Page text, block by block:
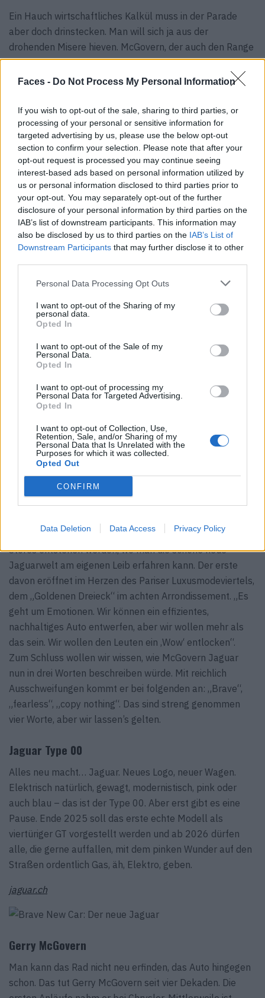
Faces - Do Not Process My Personal Information
If you wish to opt-out of the sale, sharing to third parties, or
processing of your personal or sensitive information for
targeted advertising by us, please use the below opt-out
section to confirm your selection. Please note that after your
opt-out request is processed you may continue seeing
interest-based ads based on personal information utilized by
us or personal information disclosed to third parties prior to
your opt-out. You may separately opt-out of the further
disclosure of your personal information by third parties on the
IAB’s list of downstream participants. This information may
also be disclosed by us to third parties on the IAB’s List of
Downstream Participants that may further disclose it to other
Personal Data Processing Opt Outs
I want to opt-out of the Sharing of my
personal data.
Opted In
I want to opt-out of the Sale of my
Personal Data.
Opted In
I want to opt-out of processing my
Personal Data for Targeted Advertising.
Opted In
I want to opt-out of Collection, Use,
Retention, Sale, and/or Sharing of my
Personal Data that Is Unrelated with the
Purposes for which it was collected.
Opted Out
CONFIRM
Data Deletion Data Access Privacy Policy
Ein Hauch wirtschaftliches Kalkül muss in der Parade
aber doch drinstecken. Man will sich ja aus der
drohenden Misere hieven. McGovern, der auch den Range
Rover neu designt hat, beschreibt es folgendermaßen:
„Die Marke kehrt zu dem zurück, was sie am besten
doch dann kamen Strategie und Mainstream in den Weg“,
fügt er an. Strategie spielt noch immer eine relevante
Rolle, doch mit dem Mainstream scheint der
Autohersteller abgeschlossen zu haben. „Wir wollen
nicht von allen geliebt werden“, betont McGovern. „Es ist
ganz einfach: Wir sind wie Marmite“, sagt er und hat damit
die perfekte Analogie geschaffen. Der klebrig-salzige
Aufstrich wird entweder heiß geliebt oder verabscheut –
Reaktionen, die auch der süßpinke, kastige Jaguar aus
allen herauskitzelt.
sich aber noch etwas gedulden, bis sie sich den Schlitten
gönnen können. Laut Brancheninsidern kann es sich
Jaguar eigentlich nicht leisten, ein Jahr lang nichts zu
einem Jahr in die Garage. Ende 2025 wird der viertürige
GT enthüllt, Anfang 2026 kann man darin rumkurven. In
auf deprimierende acht Sekunden herabgestürzt ist,
scheint es waghalsig, erst 2026 mit dem Verkauf zu
beginnen. Gerry McGovern nimmt es gelassen: „Es gibt
dieses Sprichwort, das besagt, dass man nicht pleite geht,
wenn man nicht auf seine Kundschaft hört, sondern wenn
Luxusgeschäft, denn auch auf eine Birkin Bag warten
manche Kundinnen Jahre. „Die Menschen brauchen
auch, dass in den kommenden Monaten neue Brand
Stores entstehen werden, wo man die schöne neue
Jaguarwelt am eigenen Leib erfahren kann. Der erste
davon eröffnet im Herzen des Pariser Luxusmodeviertels,
dem „Goldenen Dreieck“ im achten Arrondissement. „Es
geht um Emotionen. Wir können ein effizientes,
nachhaltiges Auto entwerfen, aber wir wollen mehr als
das sein. Wir wollen den Leuten ein ‚Wow‘ entlocken“.
Zum Schluss wollen wir wissen, wie McGovern Jaguar
nun in drei Worten beschreiben würde. Mit reichlich
Ausschweifungen kommt er bei folgenden an: „Brave“,
„fearless“, „copy nothing“. Das sind streng genommen
vier Worte, aber wir lassen’s gelten.
Jaguar Type 00
Alles neu macht… Jaguar. Neues Logo, neuer Wagen.
Elektrisch natürlich, gewagt, modernistisch, pink oder
auch blau – das ist der Type 00. Aber erst gibt es eine
Pause. Ende 2025 soll das erste echte Modell als
viertüriger GT vorgestellt werden und ab 2026 dürfen
alle, die gerne auffallen, mit dem pinken Wunder auf den
Straßen ordentlich Gas, äh, Elektro, geben.
jaguar.ch
Gerry McGovern
Man kann das Rad nicht neu erfinden, das Auto hingegen
schon. Das tut Gerry McGovern seit vier Dekaden. Die